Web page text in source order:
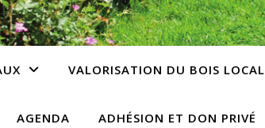
VALORISATION DU BOIS LOCAL
AGENDA ADHÉSION ET DON PRIVÉ